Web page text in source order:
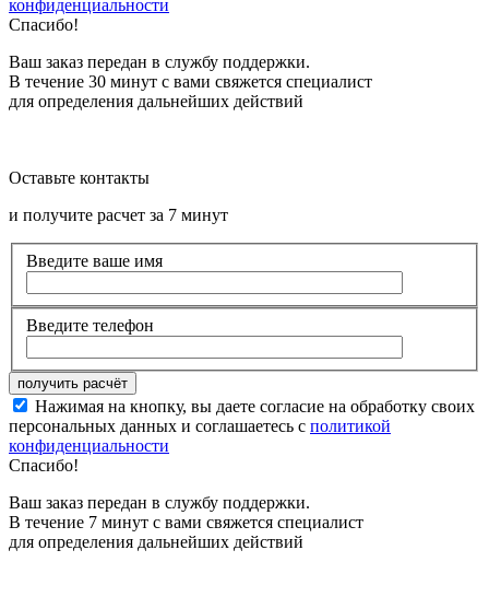
конфиденциальности
Спасибо!
Ваш заказ передан в службу поддержки.
В течение 30 минут с вами свяжется специалист
для определения дальнейших действий
Оставьте контакты
и получите расчет за 7 минут
Введите ваше имя
Введите телефон
Нажимая на кнопку, вы даете согласие на обработку своих
персональных данных и соглашаетесь с политикой
конфиденциальности
Спасибо!
Ваш заказ передан в службу поддержки.
В течение 7 минут с вами свяжется специалист
для определения дальнейших действий